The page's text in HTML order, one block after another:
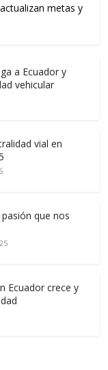
metas y
a Ecuador y
vehicular
vial en
que nos
Ecuador crece y